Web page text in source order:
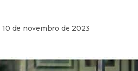
10 de novembro de 2023